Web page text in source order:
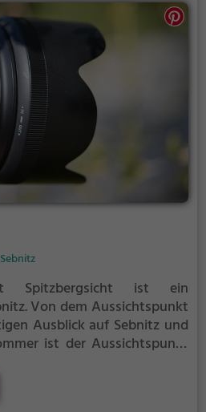
Spitzbergsicht ist ein
Von dem Aussichtspunkt
Ausblick auf Sebnitz und
ist der Aussichtspunkt
oder zum
warmen und sonnigen